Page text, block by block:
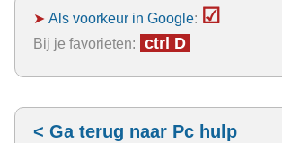
➤ Als voorkeur in Google: ☑
Bij je favorieten: ctrl D
< Ga terug naar Pc hulp